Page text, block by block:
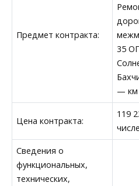
Предмет контракта:
35
— км
Цена контракта:
119
Сведения о
функциональных,
технических,